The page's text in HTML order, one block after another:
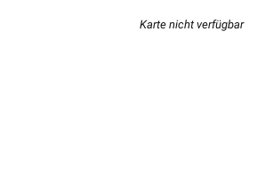
Karte nicht verfügbar